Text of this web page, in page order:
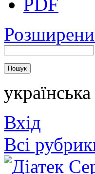
українська
Вхід
Всi